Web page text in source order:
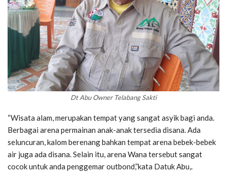
Dt Abu Owner Telabang Sakti
“Wisata alam, merupakan tempat yang sangat asyik bagi anda.
Berbagai arena permainan anak-anak tersedia disana. Ada
seluncuran, kalom berenang bahkan tempat arena bebek-bebek
air juga ada disana. Selain itu, arena Wana tersebut sangat
cocok untuk anda penggemar outbond,”kata Datuk Abu,.